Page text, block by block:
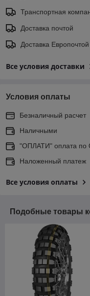
Транспортная
Доставка почтой
Доставка
Все условия доставки
Условия оплаты
Безналичный расчет
Наличными
"ОПЛАТИ" оплата по
Наложенный платеж
Все условия оплаты
Подобные товары